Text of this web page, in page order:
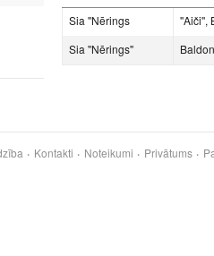
Sia ''Nērings
''Aiči'',
Sia ''Nērings''
Kontakti Noteikumi Privātums